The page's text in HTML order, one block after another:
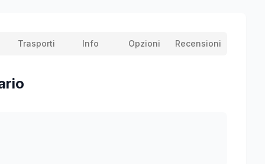
Trasporti Info Opzioni Recensioni